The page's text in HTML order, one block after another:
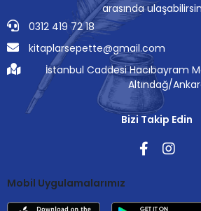
arasında
0312 419 72 18
kitaplarsepette@gmail.com
İstanbul Caddesi Hacıbayram
Altındağ/
Bizi Takip Edin
Mobil Uygulamalarımız